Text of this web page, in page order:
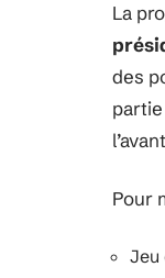
La
des
Pour
Jeu